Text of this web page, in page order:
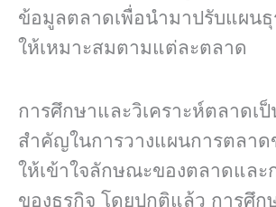
ข้อมูลตลาดเพื่อนำมาปรับแผน
ให้เหมาะสมตามแต่ละตลาด
การศึกษาและวิเคราะห์ตลาดเ
สำคัญในการวางแผนการตลาด
ให้เข้าใจลักษณะของตลาดและ
ของธุรกิจ โดยปกติแล้ว การศึก